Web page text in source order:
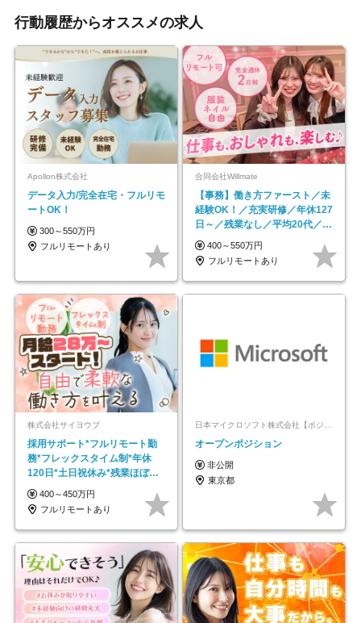
行動履歴からオススメの求人
Apollon株式会社
データ入力/完全在宅・フルリモ
ートOK！
300～550万円
フルリモートあり
合同会社Willmate
【事務】働き方ファースト／未
経験OK！／充実研修／年休127
日～／残業なし／平均20代／リ
モートOK
400～550万円
フルリモートあり
株式会社サイヨウブ
採用サポート*フルリモート勤
務*フレックスタイム制*年休
120日*土日祝休み*残業ほぼな
し*育児中社員8割以上
400～450万円
フルリモートあり
日本マイクロソフト株式会社【ポジションマッチ登録】
オープンポジション
非公開
東京都